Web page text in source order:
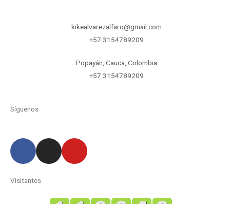
kikealvarezalfaro@gmail.com
+57 3154789209
Popayán, Cauca, Colombia
+57 3154789209
Síguenos
Visitantes